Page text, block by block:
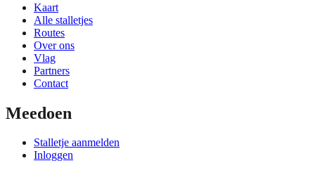
Kaart
Alle stalletjes
Routes
Over ons
Vlag
Partners
Contact
Meedoen
Stalletje aanmelden
Inloggen